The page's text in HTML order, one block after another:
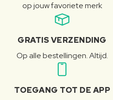
op jouw favoriete merk
GRATIS VERZENDING
Op alle bestellingen. Altijd.
TOEGANG TOT DE APP